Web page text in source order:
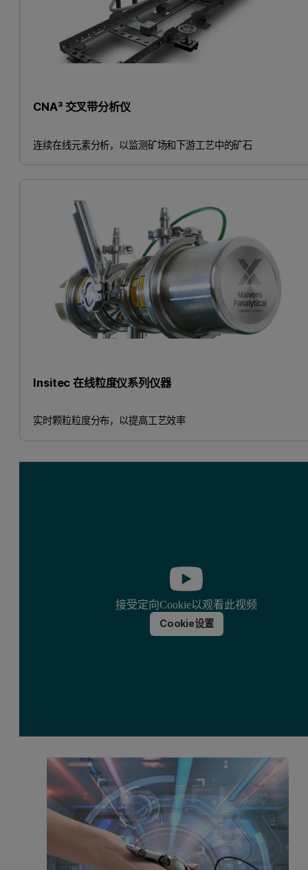
CNA³ 交叉带分析仪
连续在线元素分析，以监测矿场和下游工艺中的矿石
Insitec 在线粒度仪系列仪器
实时颗粒粒度分布，以提高工艺效率
接受定向Cookie以观看此视频
Cookie设置